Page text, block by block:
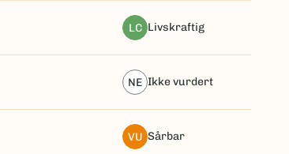
LC livskraftig
NE ikke vurdert
VU sårbar